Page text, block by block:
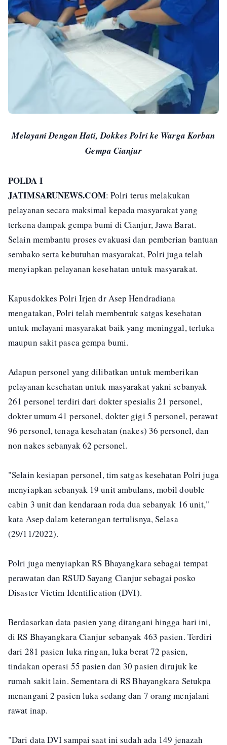
Melayani Dengan Hati, Dokkes Polri ke Warga Korban
Gempa Cianjur
POLDA I
JATIMSARUNEWS.COM: Polri terus melakukan
pelayanan secara maksimal kepada masyarakat yang
terkena dampak gempa bumi di Cianjur, Jawa Barat.
Selain membantu proses evakuasi dan pemberian bantuan
sembako serta kebutuhan masyarakat, Polri juga telah
menyiapkan pelayanan kesehatan untuk masyarakat.
Kapusdokkes Polri Irjen dr Asep Hendradiana
mengatakan, Polri telah membentuk satgas kesehatan
untuk melayani masyarakat baik yang meninggal, terluka
maupun sakit pasca gempa bumi.
Adapun personel yang dilibatkan untuk memberikan
pelayanan kesehatan untuk masyarakat yakni sebanyak
261 personel terdiri dari dokter spesialis 21 personel,
dokter umum 41 personel, dokter gigi 5 personel, perawat
96 personel, tenaga kesehatan (nakes) 36 personel, dan
non nakes sebanyak 62 personel.
"Selain kesiapan personel, tim satgas kesehatan Polri juga
menyiapkan sebanyak 19 unit ambulans, mobil double
cabin 3 unit dan kendaraan roda dua sebanyak 16 unit,"
kata Asep dalam keterangan tertulisnya, Selasa
(29/11/2022).
Polri juga menyiapkan RS Bhayangkara sebagai tempat
perawatan dan RSUD Sayang Cianjur sebagai posko
Disaster Victim Identification (DVI).
Berdasarkan data pasien yang ditangani hingga hari ini,
di RS Bhayangkara Cianjur sebanyak 463 pasien. Terdiri
dari 281 pasien luka ringan, luka berat 72 pasien,
tindakan operasi 55 pasien dan 30 pasien dirujuk ke
rumah sakit lain. Sementara di RS Bhayangkara Setukpa
menangani 2 pasien luka sedang dan 7 orang menjalani
rawat inap.
"Dari data DVI sampai saat ini sudah ada 149 jenazah